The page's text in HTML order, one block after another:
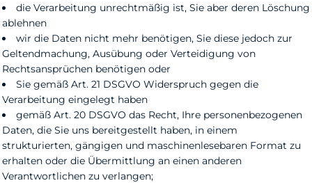
die Verarbeitung unrechtmäßig ist, Sie aber deren Löschung
ablehnen
wir die Daten nicht mehr benötigen, Sie diese jedoch zur
Geltendmachung, Ausübung oder Verteidigung von
Rechtsansprüchen benötigen oder
Sie gemäß Art. 21 DSGVO Widerspruch gegen die
Verarbeitung eingelegt haben
gemäß Art. 20 DSGVO das Recht, Ihre personenbezogenen
Daten, die Sie uns bereitgestellt haben, in einem
strukturierten, gängigen und maschinenlesebaren Format zu
erhalten oder die Übermittlung an einen anderen
Verantwortlichen zu verlangen;